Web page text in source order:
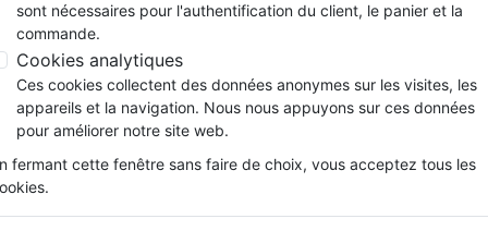
Testaments
Etude biblique
NEG
Bandes dessinées
Souffrance, Relation d'aide
Santé
Événements actuels
Couple
Découverte de la foi
Souffrance, Relation d'aide
Psychologie
Adolescents, jeunes
Latino, Folk
Soul
Rap, Hip-hop
Louange, Adoration
Hardrock, Métal
animés
conférences
Films, fiction
Jeux
C'est Noël pour les enfants du monde [CD]
C'est Noël pour les enfants
Artiste :Hélène Grandjean-Samuel
Référence MB6507 EAN 9990000302062
sont nécessaires pour l'authentification du client, le panier et la
commande.
Cookies analytiques
Ces cookies collectent des données anonymes sur les visites, les
appareils et la navigation. Nous nous appuyons sur ces données
pour améliorer notre site web.
fermant cette fenêtre sans faire de choix, vous acceptez tous les